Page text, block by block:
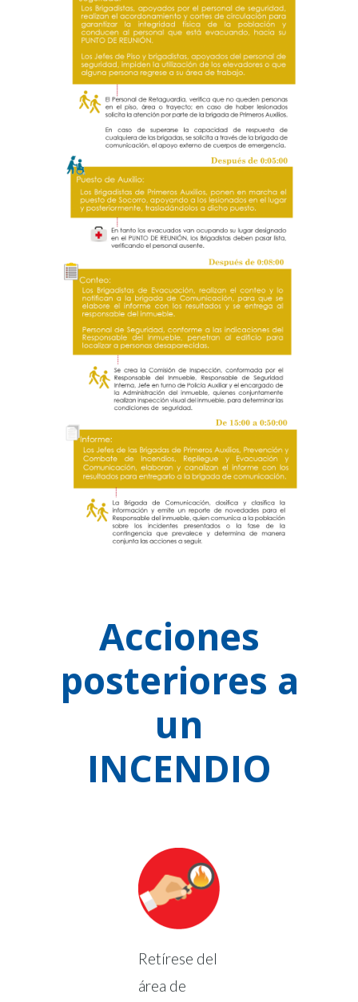
Acciones
posteriores a
un
INCENDIO
Retírese del
área de